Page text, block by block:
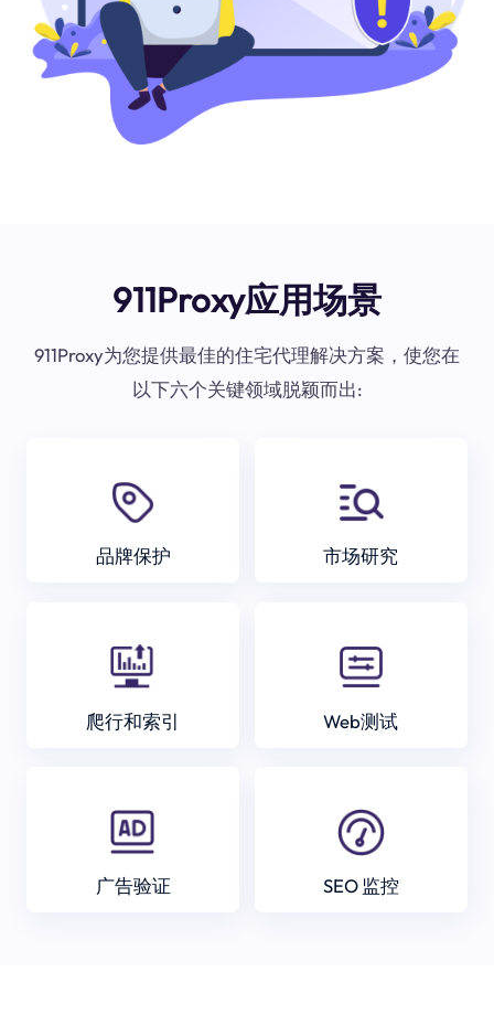
911Proxy应用场景
911Proxy为您提供最佳的住宅代理解决方案，使您在
以下六个关键领域脱颖而出:
品牌保护 市场研究
爬行和索引 Web测试
广告验证 SEO 监控